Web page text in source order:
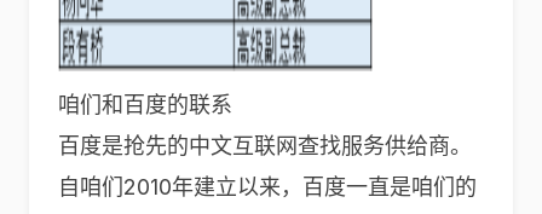
咱们和百度的联系
百度是抢先的中文互联网查找服务供给商。
自咱们2010年建立以来，百度一直是咱们的